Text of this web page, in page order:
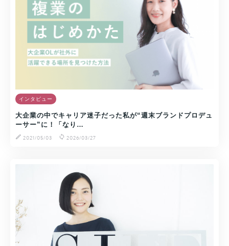
インタビュー
大企業の中でキャリア迷子だった私が“週末ブランドプロデュ
ーサー”に！「なり…
2021/05/03
2026/03/27